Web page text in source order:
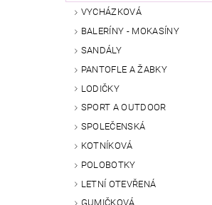
VYCHÁZKOVÁ
BALERÍNY - MOKASÍNY
SANDÁLY
PANTOFLE A ŽABKY
LODIČKY
SPORT A OUTDOOR
SPOLEČENSKÁ
KOTNÍKOVÁ
POLOBOTKY
LETNÍ OTEVŘENÁ
GUMIČKOVÁ